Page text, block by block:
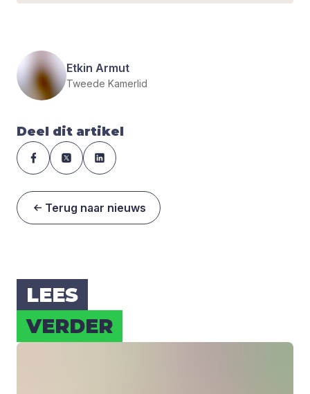
Etkin Armut
Tweede Kamerlid
Deel dit artikel
Terug naar nieuws
LEES
VER­DER